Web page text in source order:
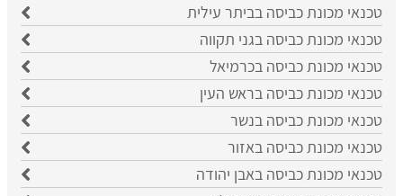
טכנאי מכונת כביסה בביתר עילית
טכנאי מכונת כביסה בגני תקווה
טכנאי מכונת כביסה בכרמיאל
טכנאי מכונת כביסה בראש העין
טכנאי מכונת כביסה בנשר
טכנאי מכונת כביסה באזור
טכנאי מכונת כביסה באבן יהודה